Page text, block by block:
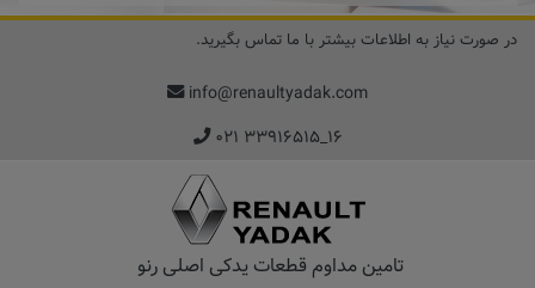
در صورت نیاز به اطلاعات بیشتر با ما تماس بگیرید.
info@renaultyadak.com
۰۲۱ ۳۳۹۱۶۵۱۵_۱۶
تامین مداوم قطعات یدکی اصلی رنو